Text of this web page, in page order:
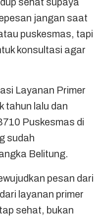
jangan saat
puskesmas, tapi
konsultasi agar
Layanan Primer
tahun lalu dan
Puskesmas di
sudah
Belitung.
pesan dari
layanan primer
sehat, bukan